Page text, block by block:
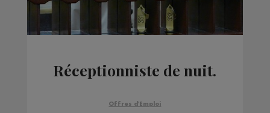
Réceptionniste de nuit.
Offres d'Emploi